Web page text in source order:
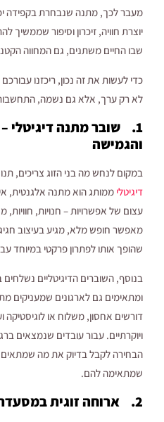
מעבר לכך, מתנה שנבחרת בקפידה
יוצרת חוויה, זיכרון וסיפור
שבו החיים משתנים, גם המחווה
לא רק ערך, אלא גם נשמה, התחשבות
1. שובר מתנה דיגיטלי
והגמישה
במקום לנחש מה בני הזוג צריכים,
דיגיטלי ממותג הוא מתנה אלגנטית,
עצום של אפשרויות – חנויות,
מאפשר חופש מלא, מגיע בעיצוב
שהופך אותו לפתרון פרקטי במיוחד
בנוסף, השוברים הדיגיטליים
ומתאימים גם לארגונים שמעניקים
דורשים אחסון, משלוח או לוגיסטיקה
ויוקרתיים. עבור עובדים שנמצאים
הבחירה לקבל בדיוק את מה
שמתאימה להם.
2. ארוחה זוגית במסעדת שף